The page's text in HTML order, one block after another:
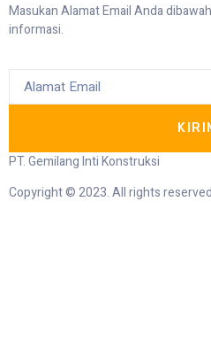
Masukan Alamat Email Anda
informasi.
PT. Gemilang Inti Konstruksi
Copyright © 2023. All rights